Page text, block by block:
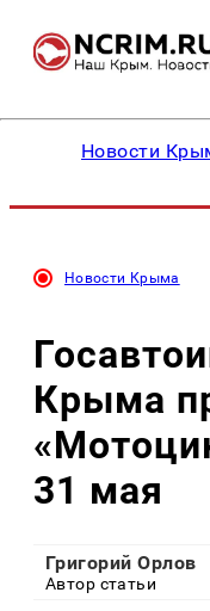
Новости
Новости Крыма
Крыма
31 мая
Григорий Орлов
Автор статьи